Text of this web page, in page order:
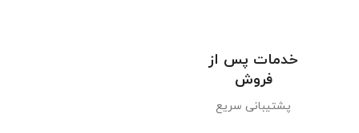
خدمات پس از
فروش
پشتیبانی سریع